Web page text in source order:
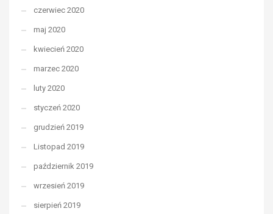
czerwiec 2020
maj 2020
kwiecień 2020
marzec 2020
luty 2020
styczeń 2020
grudzień 2019
Listopad 2019
październik 2019
wrzesień 2019
sierpień 2019